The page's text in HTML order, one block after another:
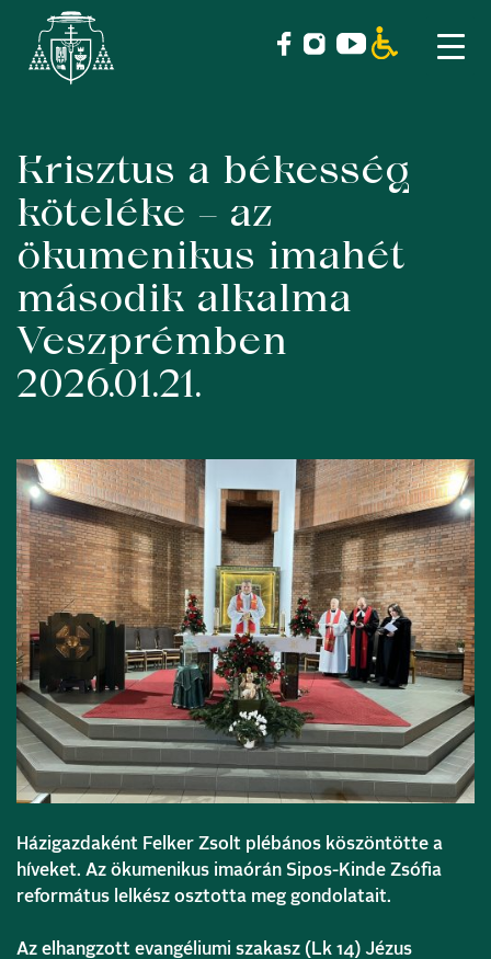
Skip
content
Krisztus a békesség
köteléke – az
ökumenikus imahét
második alkalma
Veszprémben
2026.01.21.
Házigazdaként Felker Zsolt plébános köszöntötte a
híveket. Az ökumenikus imaórán Sipos-Kinde Zsófia
református lelkész osztotta meg gondolatait.
Az elhangzott evangéliumi szakasz (Lk 14) Jézus